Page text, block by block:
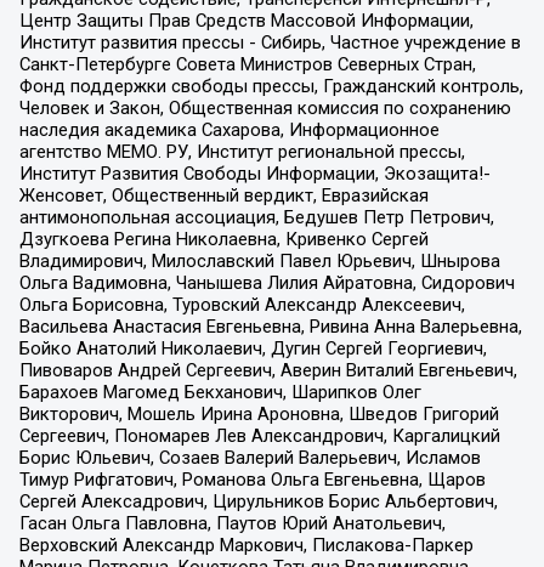
Центр Защиты Прав Средств Массовой Информации,
Институт развития прессы - Сибирь, Частное учреждение в
Санкт-Петербурге Совета Министров Северных Стран,
Фонд поддержки свободы прессы, Гражданский контроль,
Человек и Закон, Общественная комиссия по сохранению
наследия академика Сахарова, Информационное
агентство МЕМО. РУ, Институт региональной прессы,
Институт Развития Свободы Информации, Экозащита!-
Женсовет, Общественный вердикт, Евразийская
антимонопольная ассоциация, Бедушев Петр Петрович,
Дзугкоева Регина Николаевна, Кривенко Сергей
Владимирович, Милославский Павел Юрьевич, Шнырова
Ольга Вадимовна, Чанышева Лилия Айратовна, Сидорович
Ольга Борисовна, Туровский Александр Алексеевич,
Васильева Анастасия Евгеньевна, Ривина Анна Валерьевна,
Бойко Анатолий Николаевич, Дугин Сергей Георгиевич,
Пивоваров Андрей Сергеевич, Аверин Виталий Евгеньевич,
Барахоев Магомед Бекханович, Шарипков Олег
Викторович, Мошель Ирина Ароновна, Шведов Григорий
Сергеевич, Пономарев Лев Александрович, Каргалицкий
Борис Юльевич, Созаев Валерий Валерьевич, Исламов
Тимур Рифгатович, Романова Ольга Евгеньевна, Щаров
Сергей Алексадрович, Цирульников Борис Альбертович,
Гасан Ольга Павловна, Паутов Юрий Анатольевич,
Верховский Александр Маркович, Пислакова-Паркер